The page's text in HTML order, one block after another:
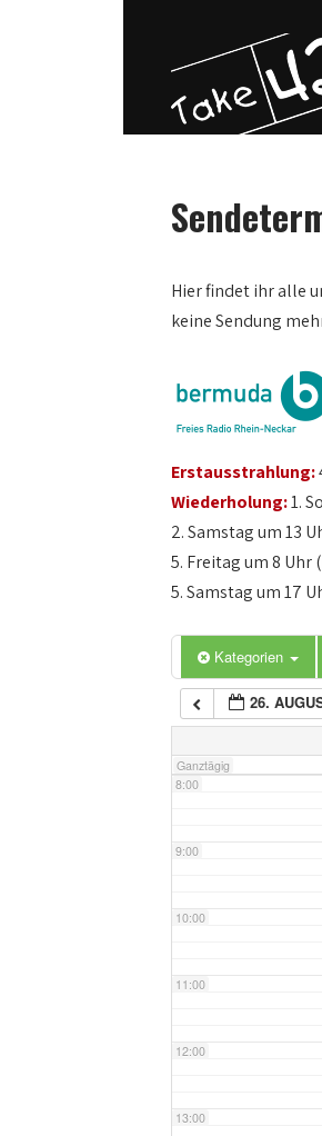
Hier findet ihr alle
keine Sendung
Erstausstrahlung:
Wiederholung:1.
2. Samstag um 13
5. Freitag um 8
5. Samstag um 17
Kategorien
26.
Ganztägig
1:00
2:00
5:00
6:00
7:00
8:00
9:00
10:00
11:00
12:00
13:00